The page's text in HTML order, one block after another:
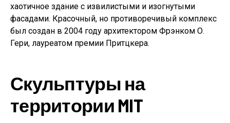
хаотичное здание с извилистыми и изогнутыми
фасадами. Красочный, но противоречивый комплекс
был создан в 2004 году архитектором Фрэнком О.
Гери, лауреатом премии Притцкера.
Скульптуры на
территории MIT